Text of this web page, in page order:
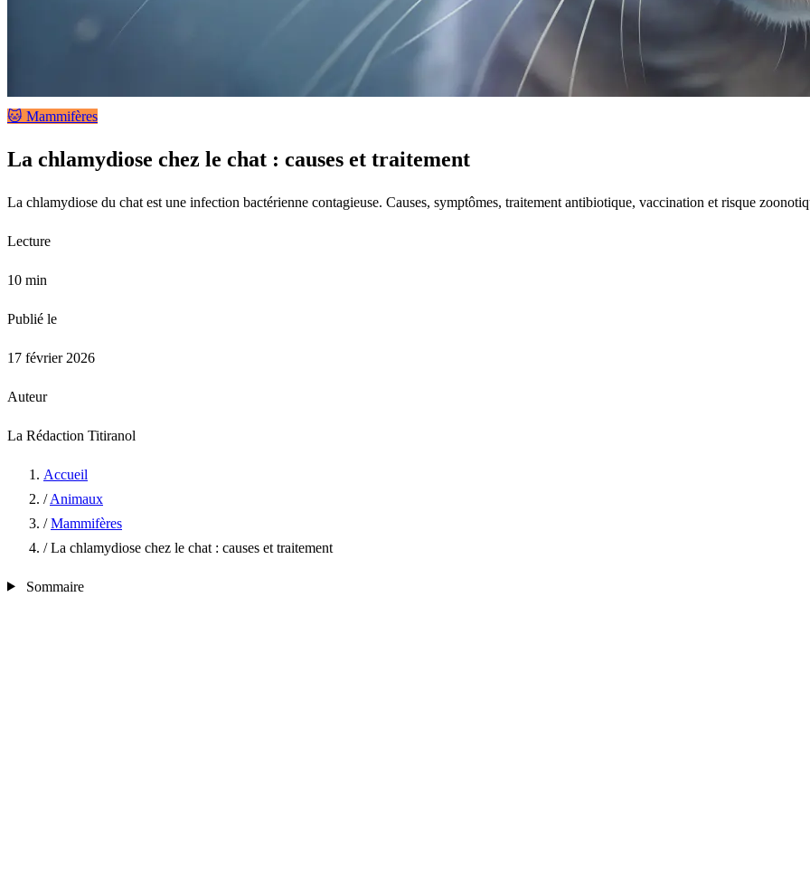
🐱 Mammifères
La chlamydiose chez le chat : causes et traitement
La chlamydiose du chat est une infection bactérienne contagieuse. Causes, symptômes, traitement antibiotique, vaccination et risque
Lecture
10 min
Publié le
17 février 2026
Auteur
La Rédaction Titiranol
Accueil
/ Animaux
/ Mammifères
/ La chlamydiose chez le chat : causes et traitement
Sommaire